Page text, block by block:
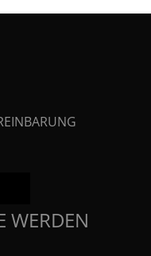
WERDEN